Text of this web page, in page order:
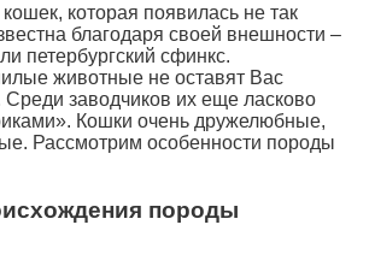
которая появилась не так
благодаря своей внешности –
петербургский сфинкс.
животные не оставят Вас
заводчиков их еще ласково
Кошки очень дружелюбные,
Рассмотрим особенности породы
породы